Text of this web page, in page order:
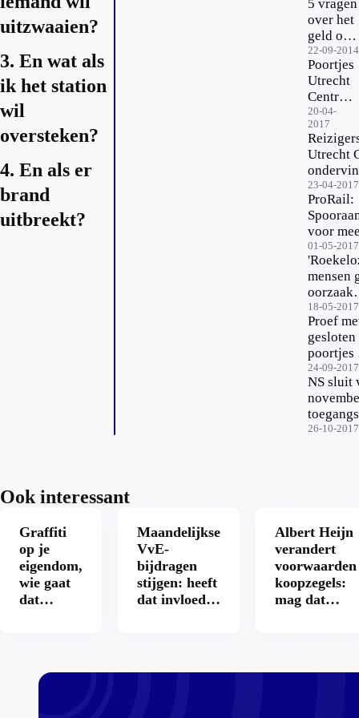
uitzwaaien?
3. En wat als
ik het station
wil
oversteken?
4. En als er
brand
uitbreekt?
5 vragen
over het
geld op
je ov-
chipkaart
22-09-2014
Poortjes
Utrecht
Centraal
tijdelijk
dicht
20-04-
2017
Utrecht
geen
bij proef
met
poortjes
23-04-2017
ProRail:
voor
snellere
01-05-2017
mensen
oorzaak
18-05-2017
Proef
gesloten
poortjes
CS goed
verlopen
24-09-2017
NS sluit
op station
26-10-2017
Ook interessant
Graffiti
op je
eigendom,
wie gaat
dat
Maandelijkse
VvE-
bijdragen
stijgen: heeft
dat invloed
Albert Heijn
verandert
voorwaarden
koopzegels:
mag dat